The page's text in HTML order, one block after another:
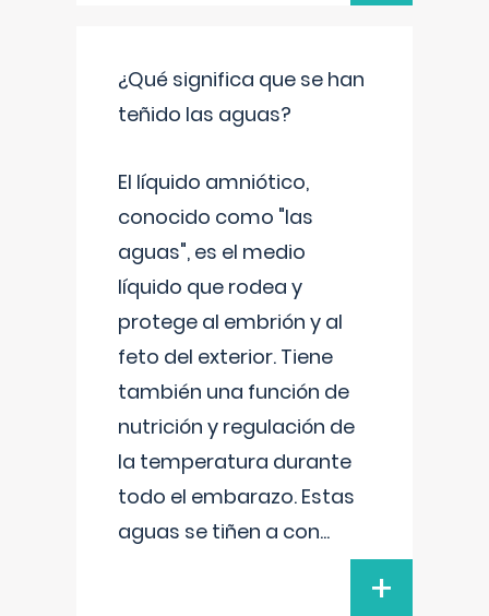
¿Qué significa que se han
teñido las aguas?
El líquido amniótico,
conocido como "las
aguas", es el medio
líquido que rodea y
protege al embrión y al
feto del exterior. Tiene
también una función de
nutrición y regulación de
la temperatura durante
todo el embarazo. Estas
aguas se tiñen a con...
+